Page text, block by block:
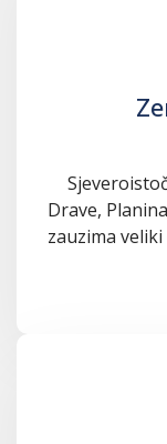
Drave,
zauzima